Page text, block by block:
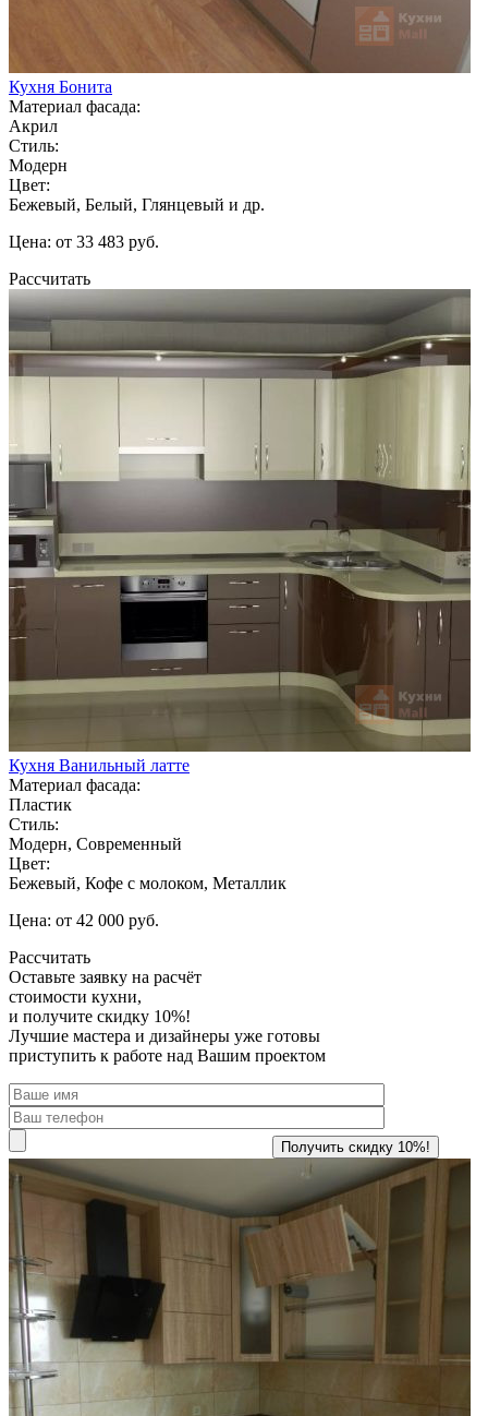
Кухня Бонита
Материал фасада:
Акрил
Стиль:
Модерн
Цвет:
Бежевый, Белый, Глянцевый и др.
Цена: от 33 483 руб.
Рассчитать
Кухня Ванильный латте
Материал фасада:
Пластик
Стиль:
Модерн, Современный
Цвет:
Бежевый, Кофе с молоком, Металлик
Цена: от 42 000 руб.
Рассчитать
Оставьте заявку на расчёт
стоимости кухни,
и получите скидку 10%!
Лучшие мастера и дизайнеры уже готовы
приступить к работе над Вашим проектом